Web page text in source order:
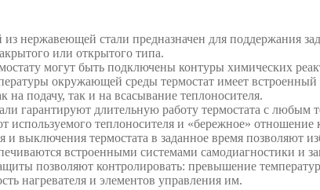
нержавеющей стали предназначен для поддержания
или открытого типа.
могут быть подключены контуры химических
окружающей среды термостат имеет
подачу, так и на всасывание теплоносителя.
гарантируют длительную работу термостата с любым
используемого теплоносителя и «бережное»
выключения термостата в заданное время позволяют
встроенными системами самодиагностики и
позволяют контролировать: превышение
нагревателя и элементов управления им.